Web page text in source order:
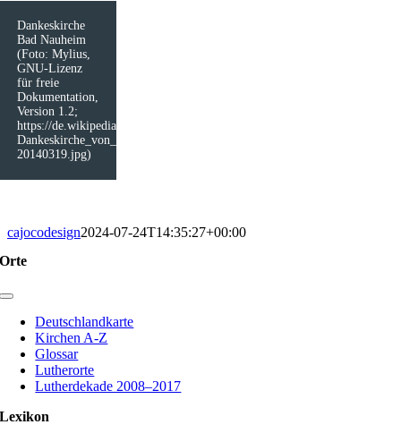
Dankeskirche
Bad Nauheim
(Foto: Mylius,
GNU-Lizenz
für freie
Dokumentation,
Version 1.2;
https://de.wikipedia.org/wiki/Datei:Bad_Nauheim-
Dankeskirche_von_Suedosten-
20140319.jpg)
cajocodesign2024-07-24T14:35:27+00:00
Orte
Toggle
NavigationDeutschlandkarte
Kirchen A-Z
Glossar
Lutherorte
Lutherdekade 2008–2017
Lexikon